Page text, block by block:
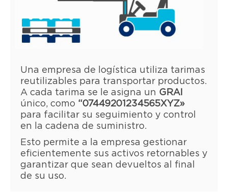
Una empresa de logística utiliza tarimas
reutilizables para transportar productos.
A cada tarima se le asigna un GRAI
único, como “07449201234565XYZ»
para facilitar su seguimiento y control
en la cadena de suministro.
Esto permite a la empresa gestionar
eficientemente sus activos retornables y
garantizar que sean devueltos al final
de su uso.